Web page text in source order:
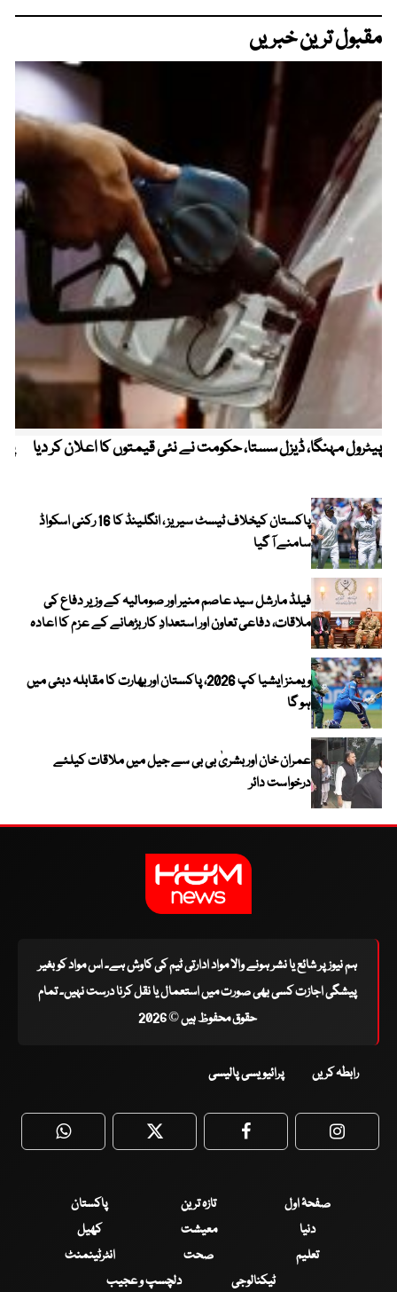
مقبول ترین خبریں
پیٹرول مہنگا، ڈیزل سستا، حکومت نے نئی قیمتوں کا اعلان کر دیا
پاکستان کیخلاف ٹیسٹ سیریز ، انگلینڈ کا 16 رکنی اسکواڈ
سامنے آ گیا
فیلڈ مارشل سید عاصم منیر اور صومالیہ کے وزیر دفاع کی
ملاقات، دفاعی تعاون اور استعدادِ کار بڑھانے کے عزم کا اعادہ
ویمنز ایشیا کپ 2026، پاکستان اور بھارت کا مقابلہ دبئی میں
ہو گا
عمران خان اور بشریٰ بی بی سے جیل میں ملاقات کیلئے
درخواست دائر
ہم نیوز پر شائع یا نشر ہونے والا مواد ادارتی ٹیم کی کاوش ہے۔ اس مواد کو بغیر
پیشگی اجازت کسی بھی صورت میں استعمال یا نقل کرنا درست نہیں۔ تمام
حقوق محفوظ ہیں © 2026
رابطہ کریں پرائیویسی پالیسی
WhatsApp Twitter Facebook
صفحۂ اول تازہ ترین
پاکستان
دنیا
معیشت
کھیل
تعلیم
صحت
انٹرٹینمنٹ
ٹیکنالوجی
دلچسپ و عجیب